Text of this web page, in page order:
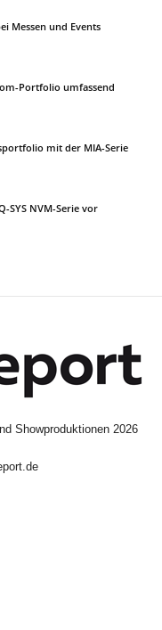
Messen und Events
Portfolio umfassend
mit der MIA-Serie
SYS NVM-Serie vor
Showproduktionen 2026